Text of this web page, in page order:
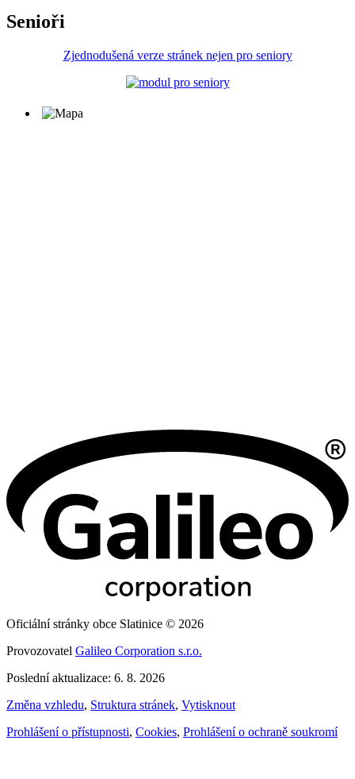
Senioři
Zjednodušená verze stránek nejen pro seniory
Oficiální stránky obce Slatinice © 2026
Provozovatel Galileo Corporation s.r.o.
Poslední aktualizace: 6. 8. 2026
Změna vzhledu, Struktura stránek, Vytisknout
Prohlášení o přístupnosti, Cookies, Prohlášení o ochraně soukromí